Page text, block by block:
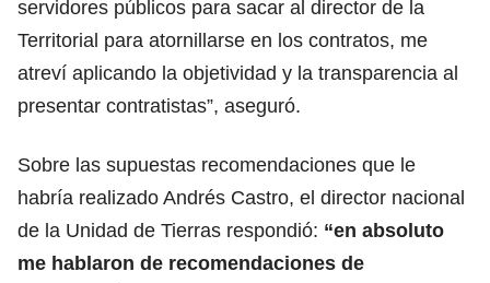
servidores públicos para sacar al director de la
Territorial para atornillarse en los contratos, me
atreví aplicando la objetividad y la transparencia al
presentar contratistas”, aseguró.
Sobre las supuestas recomendaciones que le
habría realizado Andrés Castro, el director nacional
de la Unidad de Tierras respondió: “en absoluto
me hablaron de recomendaciones de